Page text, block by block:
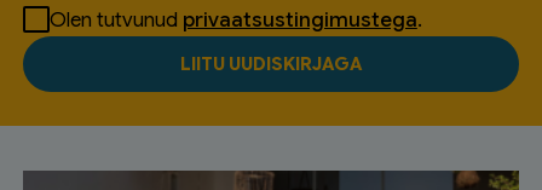
Olen tutvunud privaatsustingimustega.